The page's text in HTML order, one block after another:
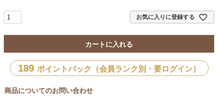
お気に入りに登録する
カートに入れる
189 ポイントバック（会員ランク別・要ログイン）
商品についてのお問い合わせ